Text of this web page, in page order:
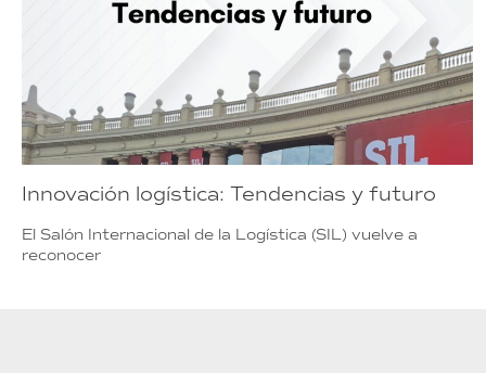
Innovación logística: Tendencias y futuro
El Salón Internacional de la Logística (SIL) vuelve a
reconocer